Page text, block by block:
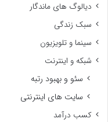
دیالوگ های ماندگار
سبک زندگی
سینما و تلویزیون
شبکه و اینترنت
سئو و بهبود رتبه
سایت های اینترنتی
کسب درآمد